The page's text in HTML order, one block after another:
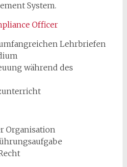
System.
Officer
Lehrbriefen
während des
Organisation